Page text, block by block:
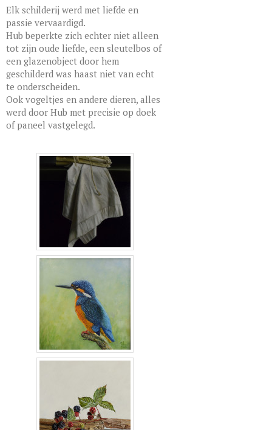
Elk schilderij werd met liefde en
passie vervaardigd.
Hub beperkte zich echter niet alleen
tot zijn oude liefde, een sleutelbos of
een glazenobject door hem
geschilderd was haast niet van echt
te onderscheiden.
Ook vogeltjes en andere dieren, alles
werd door Hub met precisie op doek
of paneel vastgelegd.